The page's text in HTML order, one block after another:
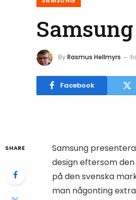
ByRasmus Hellmyrs
Facebook
SHARE Samsung
design eftersom
på den svenska
man någonting